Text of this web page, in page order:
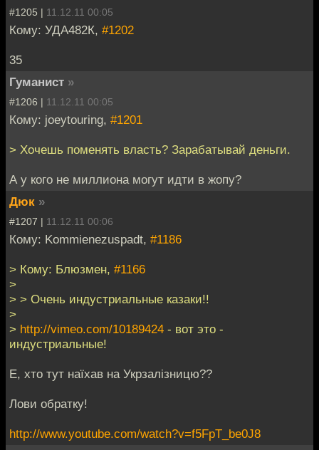
#1205 | 11.12.11 00:05
Кому: УДА482К, #1202
35
Гуманист »
#1206 | 11.12.11 00:05
Кому: joeytouring, #1201
> Хочешь поменять власть? Зарабатывай деньги.
А у кого не миллиона могут идти в жопу?
Дюк »
#1207 | 11.12.11 00:06
Кому: Kommienezuspadt, #1186
> Кому: Блюзмен, #1166
>
> > Очень индустриальные казаки!!
>
> http://vimeo.com/10189424 - вот это -
индустриальные!
Е, хто тут наїхав на Укрзалізницю??
Лови обратку!
http://www.youtube.com/watch?v=f5FpT_be0J8